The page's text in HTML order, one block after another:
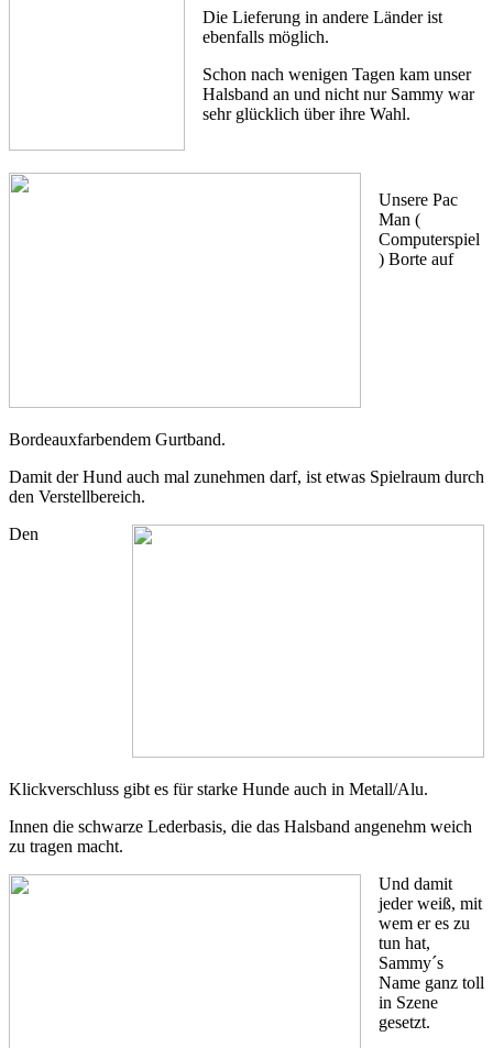
Die Lieferung in andere Länder ist
ebenfalls möglich.
Schon nach wenigen Tagen kam unser
Halsband an und nicht nur Sammy war
sehr glücklich über ihre Wahl.
Unsere Pac
Man (
Computerspiel
) Borte auf
Bordeauxfarbendem Gurtband.
Damit der Hund auch mal zunehmen darf, ist etwas Spielraum durch
den Verstellbereich.
Den
Klickverschluss gibt es für starke Hunde auch in Metall/Alu.
Innen die schwarze Lederbasis, die das Halsband angenehm weich
zu tragen macht.
Und damit
jeder weiß, mit
wem er es zu
tun hat,
Sammy´s
Name ganz toll
in Szene
gesetzt.